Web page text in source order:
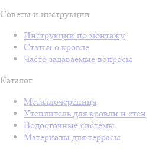
Советы и инструкции
Инструкции по монтажу
Статьи о кровле
Часто задаваемые вопросы
Каталог
Металлочерепица
Утеплитель для кровли и стен
Водосточные системы
Материалы для террасы